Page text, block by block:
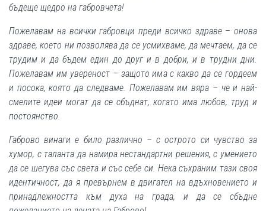
бъдеще щедро на габровчета!
Пожелавам на всички габровци преди всичко здраве – онова
здраве, което ни позволява да се усмихваме, да мечтаем, да се
трудим и да бъдем един до друг и в добри, и в трудни дни.
Пожелавам им увереност – защото има с какво да се гордеем
и посока, която да следваме. Пожелавам им вяра – че и най-
смелите идеи могат да се сбъднат, когато има любов, труд и
постоянство.
Габрово винаги е било различно – с острото си чувство за
хумор, с таланта да намира нестандартни решения, с умението
да се шегува със света и със себе си. Нека съхраним тази своя
идентичност, да я превърнем в двигател на вдъхновението и
принадлежността към духа на града, и да се сбъдне